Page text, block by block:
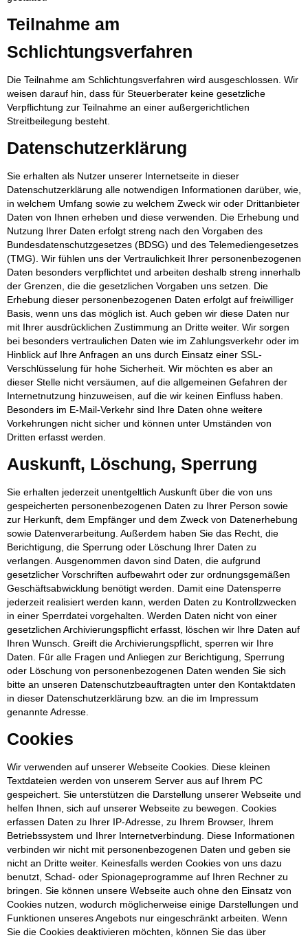
Teilnahme am
Schlichtungsverfahren
Die Teilnahme am Schlichtungsverfahren wird ausgeschlossen. Wir
weisen darauf hin, dass für Steuerberater keine gesetzliche
Verpflichtung zur Teilnahme an einer außergerichtlichen
Streitbeilegung besteht.
Datenschutzerklärung
Sie erhalten als Nutzer unserer Internetseite in dieser
Datenschutzerklärung alle notwendigen Informationen darüber, wie,
in welchem Umfang sowie zu welchem Zweck wir oder Drittanbieter
Daten von Ihnen erheben und diese verwenden. Die Erhebung und
Nutzung Ihrer Daten erfolgt streng nach den Vorgaben des
Bundesdatenschutzgesetzes (BDSG) und des Telemediengesetzes
(TMG). Wir fühlen uns der Vertraulichkeit Ihrer personenbezogenen
Daten besonders verpflichtet und arbeiten deshalb streng innerhalb
der Grenzen, die die gesetzlichen Vorgaben uns setzen. Die
Erhebung dieser personenbezogenen Daten erfolgt auf freiwilliger
Basis, wenn uns das möglich ist. Auch geben wir diese Daten nur
mit Ihrer ausdrücklichen Zustimmung an Dritte weiter. Wir sorgen
bei besonders vertraulichen Daten wie im Zahlungsverkehr oder im
Hinblick auf Ihre Anfragen an uns durch Einsatz einer SSL-
Verschlüsselung für hohe Sicherheit. Wir möchten es aber an
dieser Stelle nicht versäumen, auf die allgemeinen Gefahren der
Internetnutzung hinzuweisen, auf die wir keinen Einfluss haben.
Besonders im E-Mail-Verkehr sind Ihre Daten ohne weitere
Vorkehrungen nicht sicher und können unter Umständen von
Dritten erfasst werden.
Auskunft, Löschung, Sperrung
Sie erhalten jederzeit unentgeltlich Auskunft über die von uns
gespeicherten personenbezogenen Daten zu Ihrer Person sowie
zur Herkunft, dem Empfänger und dem Zweck von Datenerhebung
sowie Datenverarbeitung. Außerdem haben Sie das Recht, die
Berichtigung, die Sperrung oder Löschung Ihrer Daten zu
verlangen. Ausgenommen davon sind Daten, die aufgrund
gesetzlicher Vorschriften aufbewahrt oder zur ordnungsgemäßen
Geschäftsabwicklung benötigt werden. Damit eine Datensperre
jederzeit realisiert werden kann, werden Daten zu Kontrollzwecken
in einer Sperrdatei vorgehalten. Werden Daten nicht von einer
gesetzlichen Archivierungspflicht erfasst, löschen wir Ihre Daten auf
Ihren Wunsch. Greift die Archivierungspflicht, sperren wir Ihre
Daten. Für alle Fragen und Anliegen zur Berichtigung, Sperrung
oder Löschung von personenbezogenen Daten wenden Sie sich
bitte an unseren Datenschutzbeauftragten unter den Kontaktdaten
in dieser Datenschutzerklärung bzw. an die im Impressum
genannte Adresse.
Cookies
Wir verwenden auf unserer Webseite Cookies. Diese kleinen
Textdateien werden von unserem Server aus auf Ihrem PC
gespeichert. Sie unterstützen die Darstellung unserer Webseite und
helfen Ihnen, sich auf unserer Webseite zu bewegen. Cookies
erfassen Daten zu Ihrer IP-Adresse, zu Ihrem Browser, Ihrem
Betriebssystem und Ihrer Internetverbindung. Diese Informationen
verbinden wir nicht mit personenbezogenen Daten und geben sie
nicht an Dritte weiter. Keinesfalls werden Cookies von uns dazu
benutzt, Schad- oder Spionageprogramme auf Ihren Rechner zu
bringen. Sie können unsere Webseite auch ohne den Einsatz von
Cookies nutzen, wodurch möglicherweise einige Darstellungen und
Funktionen unseres Angebots nur eingeschränkt arbeiten. Wenn
Sie die Cookies deaktivieren möchten, können Sie das über